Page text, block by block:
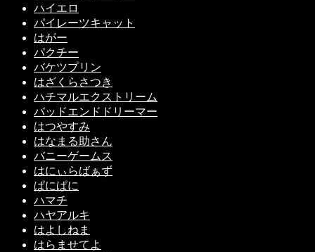
ハイエロ
パイレーツキャット
はがー
パクチー
バケツプリン
はざくらさつき
ハチマルエクストリーム
バッドエンドドリーマー
はつやすみ
はなまる助さん
バニーゲームス
はにぃらばぁず
ぱにぱに
ハマチ
ハヤアルキ
はよしねま
はらませてよ